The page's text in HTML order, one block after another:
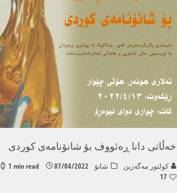
خەڵاتی دانا ڕەئووف بۆ شانۆنامەی کوردی
كولتور مه‌گه‌زین شانۆ 07/04/2022
1 min read
17